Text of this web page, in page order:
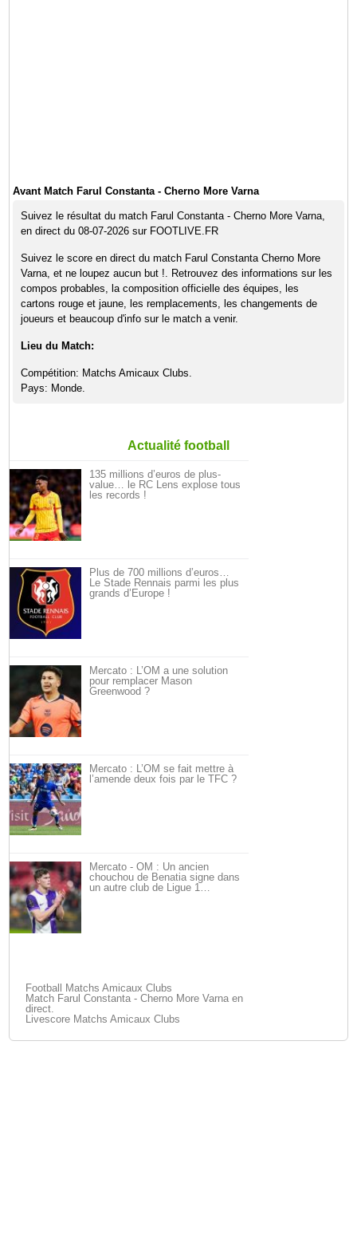
Avant Match Farul Constanta - Cherno More Varna
Suivez le résultat du match Farul Constanta - Cherno More Varna,
en direct du 08-07-2026 sur FOOTLIVE.FR
Suivez le score en direct du match Farul Constanta Cherno More
Varna, et ne loupez aucun but !. Retrouvez des informations sur les
compos probables, la composition officielle des équipes, les
cartons rouge et jaune, les remplacements, les changements de
joueurs et beaucoup d'info sur le match a venir.
Lieu du Match:
Compétition: Matchs Amicaux Clubs.
Pays: Monde.
Actualité football
135 millions d’euros de plus-
value… le RC Lens explose tous
les records !
Plus de 700 millions d’euros…
Le Stade Rennais parmi les plus
grands d’Europe !
Mercato : L’OM a une solution
pour remplacer Mason
Greenwood ?
Mercato : L’OM se fait mettre à
l’amende deux fois par le TFC ?
Mercato - OM : Un ancien
chouchou de Benatia signe dans
un autre club de Ligue 1…
Football Matchs Amicaux Clubs
Match Farul Constanta - Cherno More Varna en
direct.
Livescore Matchs Amicaux Clubs